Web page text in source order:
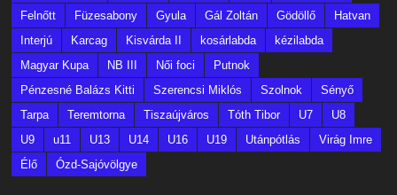
Felnőtt
Füzesabony Gyula Gál Zoltán Gödöllő
Hatvan
Interjú
Karcag Kisvárda II kosárlabda
kézilabda
Magyar Kupa
NB III Női foci
Putnok
Pénzesné Balázs Kitti
Szerencsi Miklós Szolnok
Sényő
Tarpa
Teremtorna Tiszaújváros Tóth Tibor U7
U8
U9
u11 U13 U14 U16 U19 Utánpótlás
Virág Imre
Élő
Ózd-Sajóvölgye